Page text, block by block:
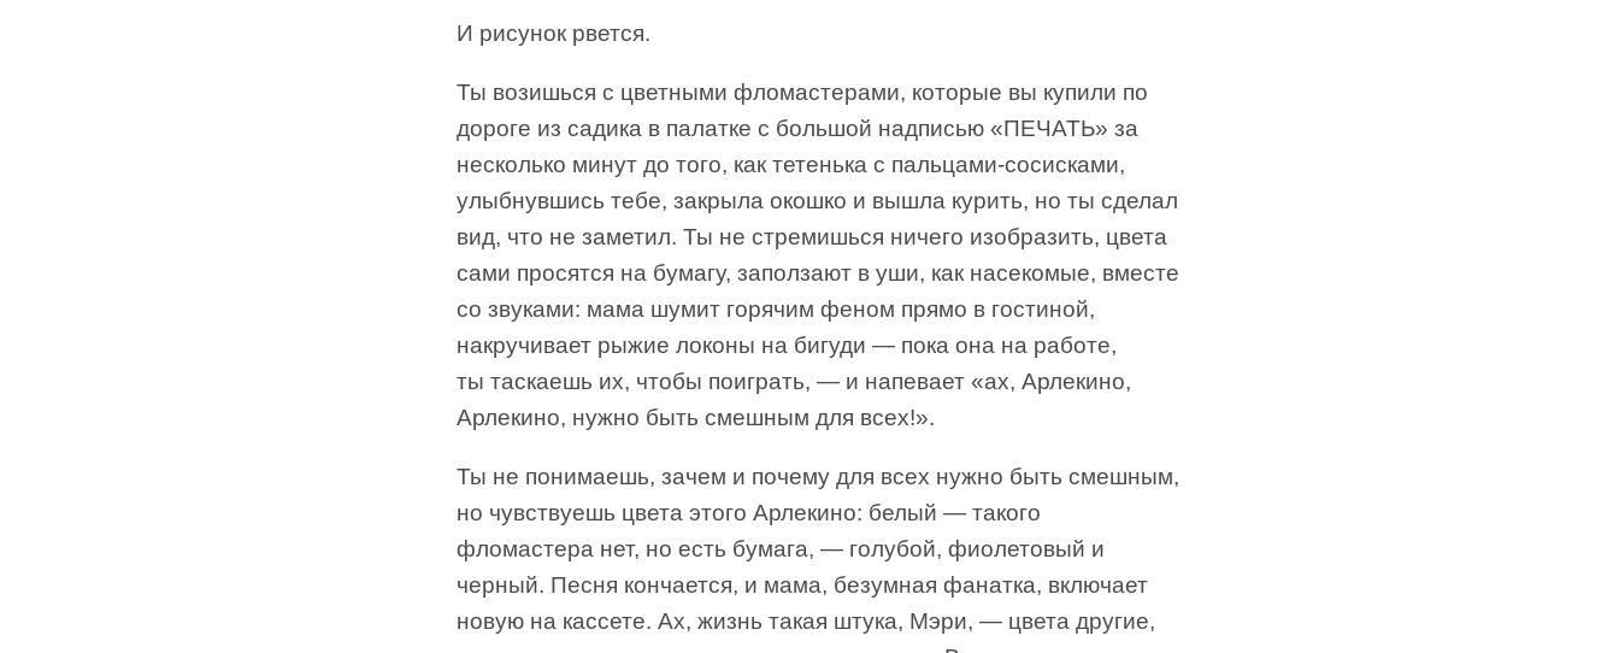
И рисунок рвется.
Ты возишься с цветными фломастерами, которые вы купили по
дороге из садика в палатке с большой надписью «ПЕЧАТЬ» за
несколько минут до того, как тетенька с пальцами-сосисками,
улыбнувшись тебе, закрыла окошко и вышла курить, но ты сделал
вид, что не заметил. Ты не стремишься ничего изобразить, цвета
сами просятся на бумагу, заползают в уши, как насекомые, вместе
со звуками: мама шумит горячим феном прямо в гостиной,
накручивает рыжие локоны на бигуди — пока она на работе,
ты таскаешь их, чтобы поиграть, — и напевает «ах, Арлекино,
Арлекино, нужно быть смешным для всех!».
Ты не понимаешь, зачем и почему для всех нужно быть смешным,
но чувствуешь цвета этого Арлекино: белый — такого
фломастера нет, но есть бумага, — голубой, фиолетовый и
черный. Песня кончается, и мама, безумная фанатка, включает
новую на кассете. Ах, жизнь такая штука, Мэри, — цвета другие,